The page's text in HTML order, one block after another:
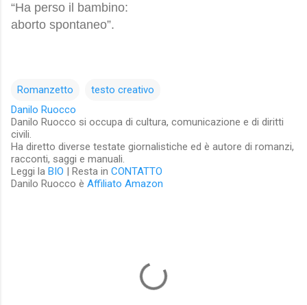
“Ha perso il bambino:
aborto spontaneo”.
Romanzetto
testo creativo
Danilo Ruocco
Danilo Ruocco si occupa di cultura, comunicazione e di diritti
civili.
Ha diretto diverse testate giornalistiche ed è autore di romanzi,
racconti, saggi e manuali.
Leggi la BIO | Resta in CONTATTO
Danilo Ruocco è Affiliato Amazon